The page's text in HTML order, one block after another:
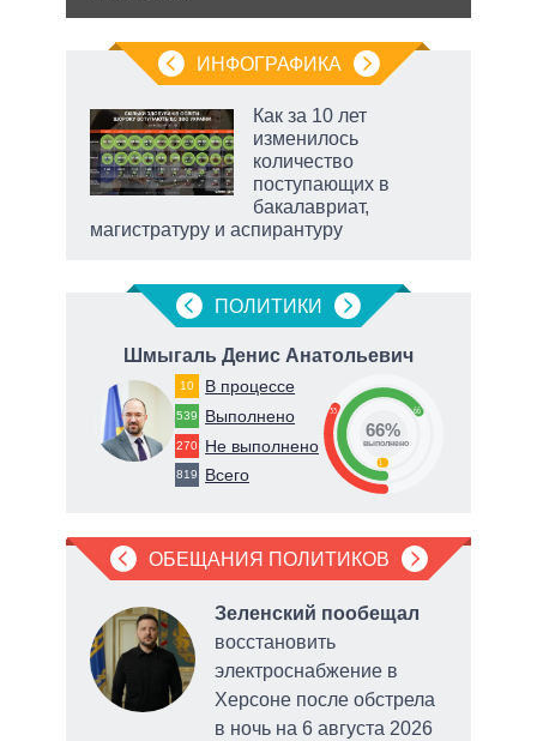
ИНФОГРАФИКА
Как за 10 лет
изменилось
количество
поступающих в
бакалавриат,
магистратуру и аспирантуру
ПОЛИТИКИ
Шмыгаль Денис Анатольевич
10 В процессе
539 Выполнено
270 Не выполнено
819 Всего
33 66
1
66%
выполнено
ОБЕЩАНИЯ ПОЛИТИКОВ
Зеленский пообещал
восстановить
электроснабжение в
Херсоне после обстрела
в ночь на 6 августа 2026